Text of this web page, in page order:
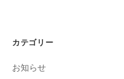
カテゴリー
お知らせ